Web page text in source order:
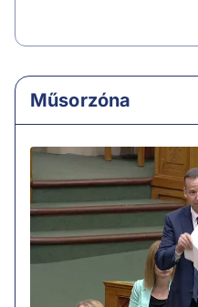
Műsorzóna